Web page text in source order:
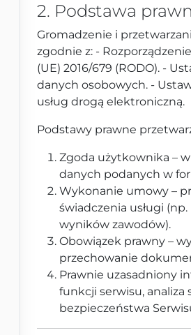
2. Podstawa
Gromadzenie i
zgodnie z: -
(UE) 2016/679 (RODO). -
danych osobowych. -
usług drogą elektroniczną.
Podstawy prawne
Zgoda użytkownika –
danych podanych w
Wykonanie umowy –
świadczenia usługi
wyników zawodów).
Obowiązek prawny –
przechowanie
Prawnie uzasadniony
funkcji serwisu, analiza
bezpieczeństwa